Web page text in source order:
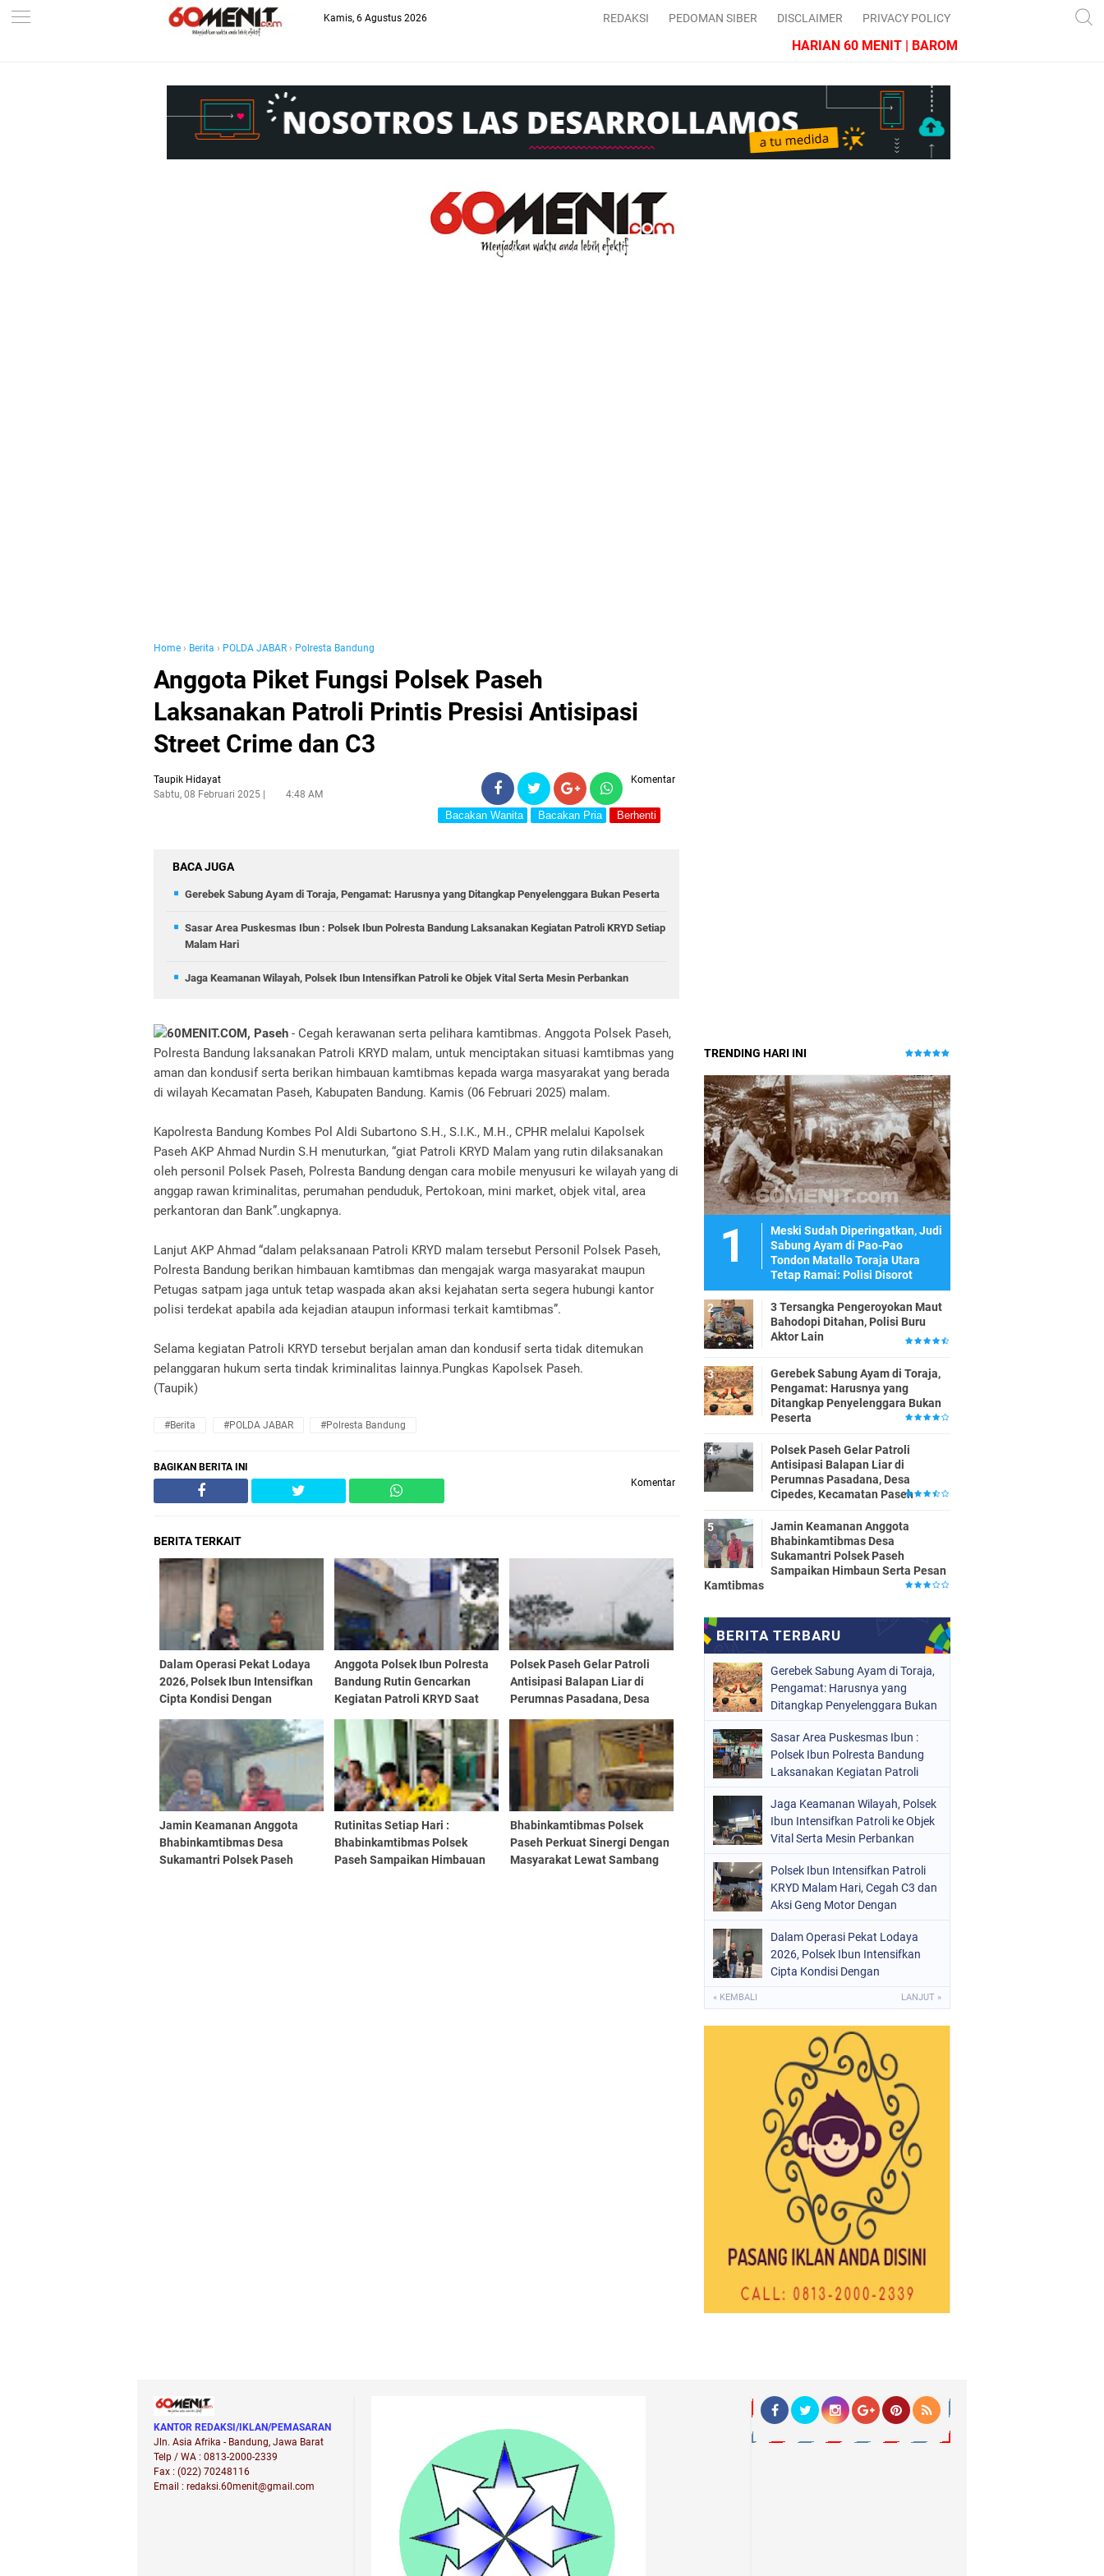
--> Kamis, 6 Agustus 2026 REDAKSI PEDOMAN SIBER DISCLAIMER PRIVACY POLICY
HARIAN 60 MENIT | BAROMETER JAWA BARAT
Home › Berita › POLDA JABAR › Polresta Bandung
Anggota Piket Fungsi Polsek Paseh
Laksanakan Patroli Printis Presisi Antisipasi
Street Crime dan C3
Taupik Hidayat
Sabtu, 08 Februari 2025
4:48 AM
Komentar
Bacakan Wanita Bacakan Pria Berhenti
BACA JUGA
Gerebek Sabung Ayam di Toraja, Pengamat: Harusnya yang Ditangkap Penyelenggara Bukan Peserta
Sasar Area Puskesmas Ibun : Polsek Ibun Polresta Bandung Laksanakan Kegiatan Patroli KRYD Setiap
Malam Hari
Jaga Keamanan Wilayah, Polsek Ibun Intensifkan Patroli ke Objek Vital Serta Mesin Perbankan
60MENIT.COM, Paseh - Cegah kerawanan serta pelihara kamtibmas. Anggota Polsek Paseh,
Polresta Bandung laksanakan Patroli KRYD malam, untuk menciptakan situasi kamtibmas yang
aman dan kondusif serta berikan himbauan kamtibmas kepada warga masyarakat yang berada
di wilayah Kecamatan Paseh, Kabupaten Bandung. Kamis (06 Februari 2025) malam.
Kapolresta Bandung Kombes Pol Aldi Subartono S.H., S.I.K., M.H., CPHR melalui Kapolsek
Paseh AKP Ahmad Nurdin S.H menuturkan, “giat Patroli KRYD Malam yang rutin dilaksanakan
oleh personil Polsek Paseh, Polresta Bandung dengan cara mobile menyusuri ke wilayah yang di
anggap rawan kriminalitas, perumahan penduduk, Pertokoan, mini market, objek vital, area
perkantoran dan Bank”.ungkapnya.
Lanjut AKP Ahmad “dalam pelaksanaan Patroli KRYD malam tersebut Personil Polsek Paseh,
Polresta Bandung berikan himbauan kamtibmas dan mengajak warga masyarakat maupun
Petugas satpam jaga untuk tetap waspada akan aksi kejahatan serta segera hubungi kantor
polisi terdekat apabila ada kejadian ataupun informasi terkait kamtibmas”.
Selama kegiatan Patroli KRYD tersebut berjalan aman dan kondusif serta tidak ditemukan
pelanggaran hukum serta tindak kriminalitas lainnya.Pungkas Kapolsek Paseh.
(Taupik)
#Berita #POLDA JABAR #Polresta Bandung
BAGIKAN BERITA INI
Komentar
BERITA TERKAIT
Dalam Operasi Pekat Lodaya
2026, Polsek Ibun Intensifkan
Cipta Kondisi Dengan
Beri Pembinaan Kepada Jukir
Anggota Polsek Ibun Polresta
Bandung Rutin Gencarkan
Kegiatan Patroli KRYD Saat
Polsek Paseh Gelar Patroli
Antisipasi Balapan Liar di
Perumnas Pasadana, Desa
Jamin Keamanan Anggota
Bhabinkamtibmas Desa
Sukamantri Polsek Paseh
Rutinitas Setiap Hari :
Bhabinkamtibmas Polsek
Paseh Sampaikan Himbauan
Bhabinkamtibmas Polsek
Paseh Perkuat Sinergi Dengan
Masyarakat Lewat Sambang
TRENDING HARI INI
Meski Sudah Diperingatkan, Judi
Sabung Ayam di Pao-Pao
Tondon Matallo Toraja Utara
Tetap Ramai: Polisi Disorot
3 Tersangka Pengeroyokan Maut
Bahodopi Ditahan, Polisi Buru
Aktor Lain
Gerebek Sabung Ayam di Toraja,
Pengamat: Harusnya yang
Ditangkap Penyelenggara Bukan
Peserta
Polsek Paseh Gelar Patroli
Antisipasi Balapan Liar di
Perumnas Pasadana, Desa
Cipedes, Kecamatan Paseh
Jamin Keamanan Anggota
Bhabinkamtibmas Desa
Sukamantri Polsek Paseh
Sampaikan Himbaun Serta Pesan
Kamtibmas
Gerebek Sabung Ayam di Toraja,
Pengamat: Harusnya yang
Ditangkap Penyelenggara Bukan
Sasar Area Puskesmas Ibun :
Polsek Ibun Polresta Bandung
Laksanakan Kegiatan Patroli
Jaga Keamanan Wilayah, Polsek
Ibun Intensifkan Patroli ke Objek
Vital Serta Mesin Perbankan
Polsek Ibun Intensifkan Patroli
KRYD Malam Hari, Cegah C3 dan
Aksi Geng Motor Dengan
Dalam Operasi Pekat Lodaya
2026, Polsek Ibun Intensifkan
Cipta Kondisi Dengan
« KEMBALI LANJUT »
KANTOR REDAKSI/IKLAN/PEMASARAN
Jln. Asia Afrika - Bandung, Jawa Barat
Telp / WA : 0813-2000-2339
Fax : (022) 70248116
Email : redaksi.60menit@gmail.com